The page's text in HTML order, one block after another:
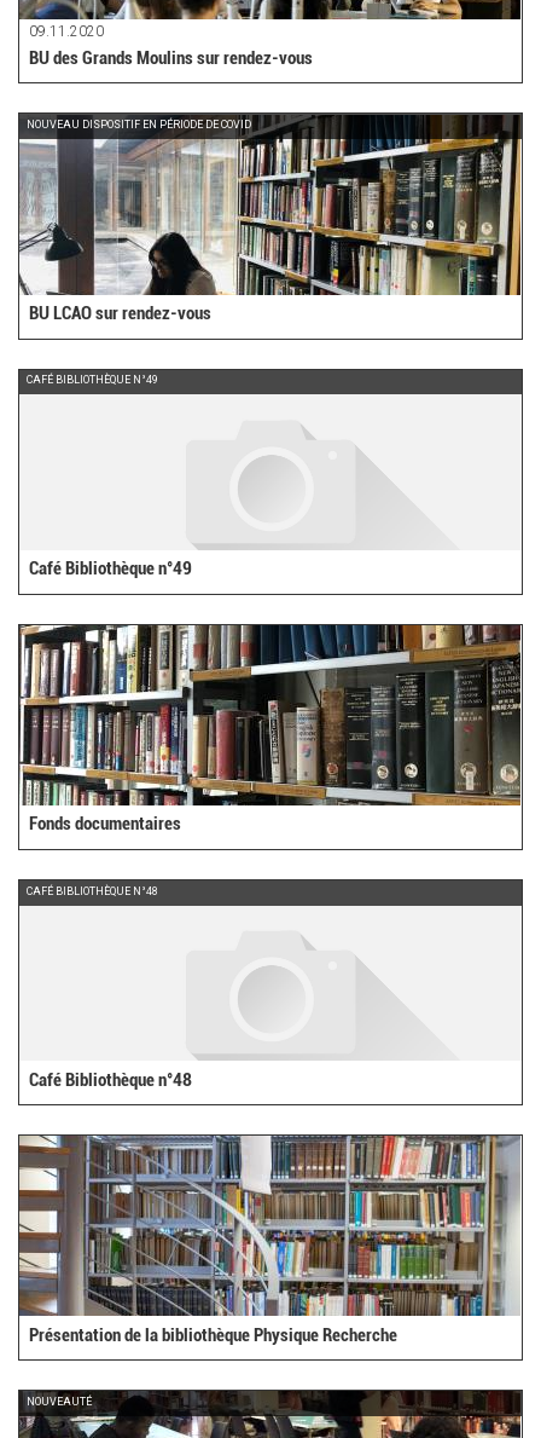
09.11.2020
BU des Grands Moulins sur rendez-vous
NOUVEAU DISPOSITIF EN PÉRIODE DE COVID
BU LCAO sur rendez-vous
CAFÉ BIBLIOTHÈQUE N°49
Café Bibliothèque n°49
Fonds documentaires
CAFÉ BIBLIOTHÈQUE N°48
Café Bibliothèque n°48
Présentation de la bibliothèque Physique Recherche
NOUVEAUTÉ